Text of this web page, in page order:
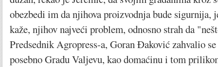
obezbedi im da njihova proizvodnja bude sigurnija,
kaže, njihov najveći problem, odnosno strah da
Predsednik Agropress-a, Goran Đaković zahvalio
posebno Gradu Valjevu, kao domaćinu i tom